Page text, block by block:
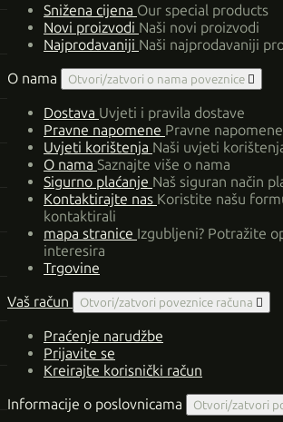
Snižena cijena Our special products
Novi proizvodi Naši novi proizvodi
Najprodavaniji Naši najprodavaniji
O nama
Otvori/zatvori o nama poveznice 
Dostava Uvjeti i pravila dostave
Pravne napomene Pravne napomene
Uvjeti korištenja Naši uvjeti
O nama Saznajte više o nama
Sigurno plaćanje Naš siguran način
Kontaktirajte nas Koristite našu
kontaktirali
mapa stranice Izgubljeni? Potražite
interesira
Trgovine
Vaš račun
Otvori/zatvori poveznice računa 
Praćenje narudžbe
Prijavite se
Kreirajte korisnički račun
Informacije o poslovnicama
Otvori/zatvori